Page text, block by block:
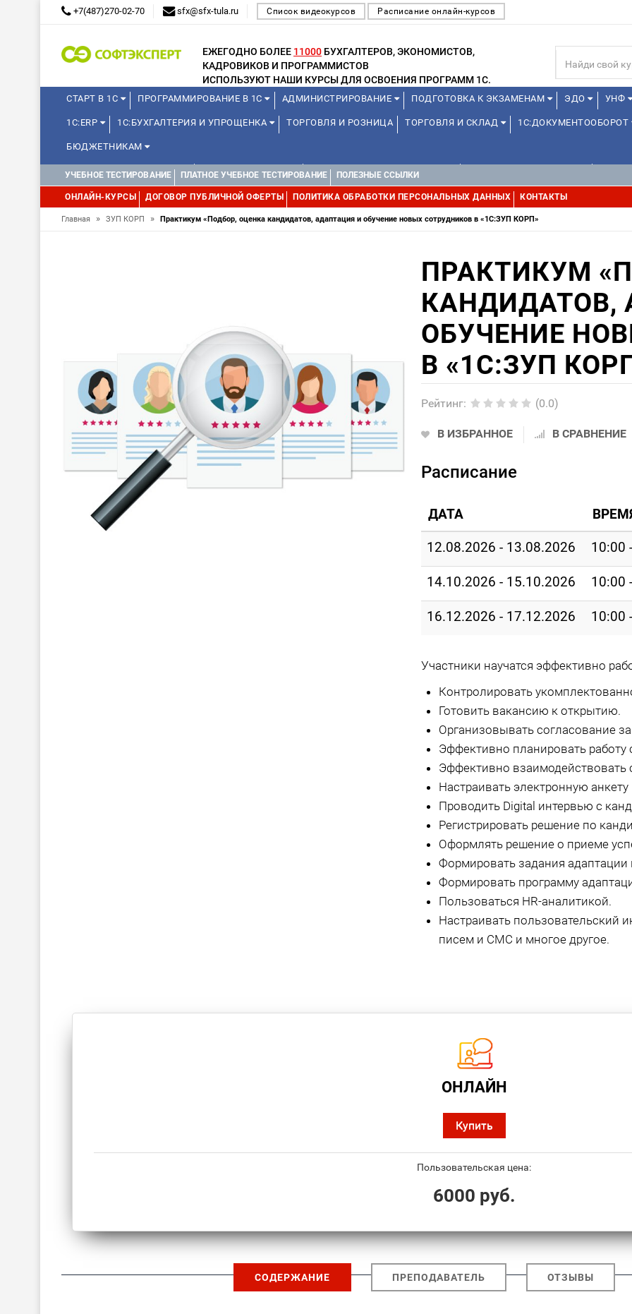
+7(487)270-02-70 sfx@sfx-tula.ru Список видеокурсов Расписание онлайн-курсов
ЕЖЕГОДНО БОЛЕЕ 11000 БУХГАЛТЕРОВ, ЭКОНОМИСТОВ,
КАДРОВИКОВ И ПРОГРАММИСТОВ
ИСПОЛЬЗУЮТ НАШИ КУРСЫ ДЛЯ ОСВОЕНИЯ ПРОГРАММ 1С.
СТАРТ В 1С ПРОГРАММИРОВАНИЕ В 1С АДМИНИСТРИРОВАНИЕ ПОДГОТОВКА К ЭКЗАМЕНАМ ЭДО УНФ
1С:ERP 1С:БУХГАЛТЕРИЯ И УПРОЩЕНКА ТОРГОВЛЯ И РОЗНИЦА ТОРГОВЛЯ И СКЛАД 1С:ДОКУМЕНТООБОРОТ
БЮДЖЕТНИКАМ
КУРСЫ ДЛЯ ШКОЛЬНИКОВ ДЛЯ ШКОЛЬНИКОВ 1С:УПРАВЛЕНИЕ ХОЛДИНГОМ
WEB, JAVA И ANDROID
УЧЕБНОЕ ТЕСТИРОВАНИЕ ПЛАТНОЕ УЧЕБНОЕ ТЕСТИРОВАНИЕ ПОЛЕЗНЫЕ ССЫЛКИ
ОНЛАЙН-КУРСЫ ДОГОВОР ПУБЛИЧНОЙ ОФЕРТЫ ПОЛИТИКА ОБРАБОТКИ ПЕРСОНАЛЬНЫХ ДАННЫХ КОНТАКТЫ
Главная » ЗУП КОРП » Практикум «Подбор, оценка кандидатов, адаптация и обучение новых сотрудников в «1С:ЗУП КОРП»
ПРАКТИКУМ
КАНДИДАТОВ,
ОБУЧЕНИЕ
В «1С:ЗУП
Рейтинг: (0.0)
В ИЗБРАННОЕ В СРАВНЕНИЕ
Расписание
ДАТА
12.08.2026 - 13.08.2026 10:00
14.10.2026 - 15.10.2026 10:00
16.12.2026 - 17.12.2026 10:00
Участники научатся эффективно
Контролировать
Готовить вакансию к открытию.
Организовывать согласование
Эффективно планировать работу
Эффективно взаимодействовать
Настраивать электронную анкету
Проводить Digital интервью с
Регистрировать решение по
Оформлять решение о приеме
Формировать задания адаптации
Формировать программу
Пользоваться HR-аналитикой.
Настраивать пользовательский
писем и СМС и многое другое.
ОНЛАЙН
Купить
Пользовательская цена:
6000 руб.
СОДЕРЖАНИЕ ПРЕПОДАВАТЕЛЬ ОТЗЫВЫ